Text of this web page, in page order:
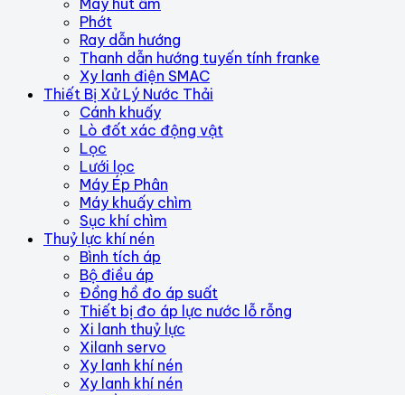
Phớt
Ray dẫn hướng
Thanh dẫn hướng tuyến tính franke
Xy lanh điện SMAC
Thiết Bị Xử Lý Nước Thải
Cánh khuấy
Lò đốt xác động vật
Lọc
Lưới lọc
Máy Ép Phân
Máy khuấy chìm
Sục khí chìm
Thuỷ lực khí nén
Bình tích áp
Bộ điều áp
Đồng hồ đo áp suất
Thiết bị đo áp lực nước lỗ rỗng
Xi lanh thuỷ lực
Xilanh servo
Xy lanh khí nén
Xy lanh khí nén